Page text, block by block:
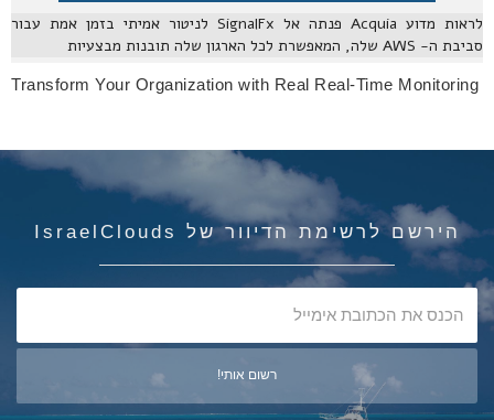
לראות מדוע Acquia פנתה אל SignalFx לניטור אמיתי בזמן אמת עבור
סביבת ה- AWS שלה, המאפשרת לכל הארגון שלה תובנות מבצעיות
Transform Your Organization with Real Real-Time Monitoring
הירשם לרשימת הדיוור של IsraelClouds